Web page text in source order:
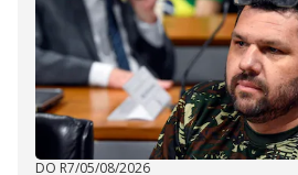
DO R7/05/08/2026